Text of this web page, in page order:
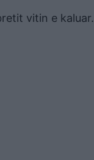
vitin e kaluar.